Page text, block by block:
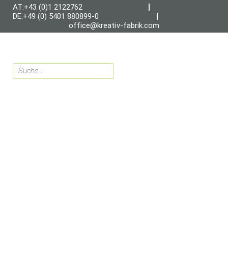
AT:+43 (0)1 2122762
DE:+49 (0) 5401 880899-0
office@kreativ-fabrik.com